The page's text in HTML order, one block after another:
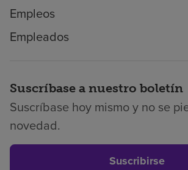
Empleos
Empleados
Suscríbase a nuestro boletín
Suscríbase hoy mismo y no se
novedad.
Suscribirse